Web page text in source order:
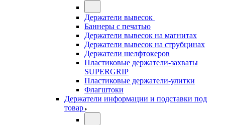
Держатели вывесок
Баннеры с печатью
Держатели вывесок на магнитах
Держатели вывесок на струбцинах
Держатели шелфтокеров
Пластиковые держатели-захваты
SUPERGRIP
Пластиковые держатели-улитки
Флагштоки
Держатели информации и подставки под
товар